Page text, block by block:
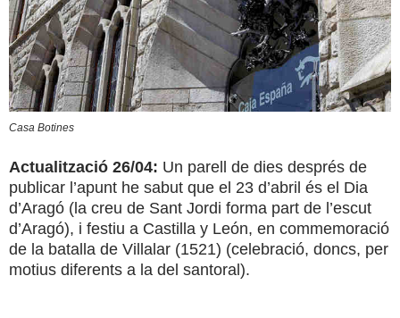
Casa Botines
Actualització 26/04: Un parell de dies després de
publicar l’apunt he sabut que el 23 d’abril és el Dia
d’Aragó (la creu de Sant Jordi forma part de l’escut
d’Aragó), i festiu a Castilla y León, en commemoració
de la batalla de Villalar (1521) (celebració, doncs, per
motius diferents a la del santoral).